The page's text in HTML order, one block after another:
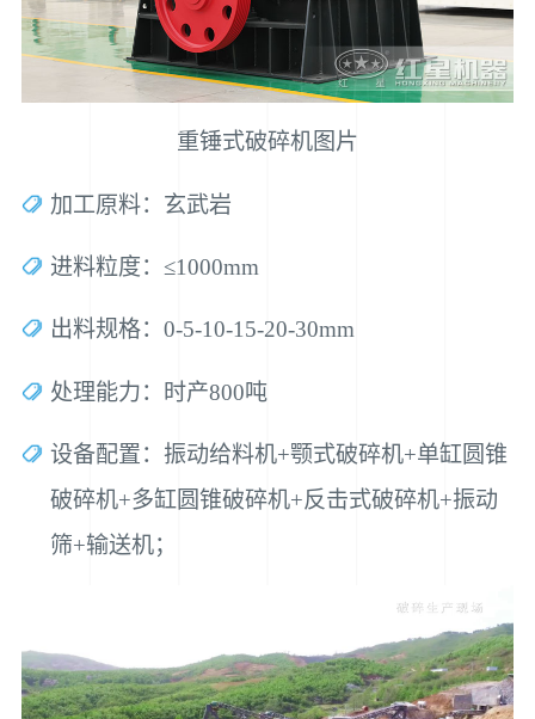
重锤式破碎机图片
加工原料：玄武岩
进料粒度：≤1000mm
出料规格：0-5-10-15-20-30mm
处理能力：时产800吨
设备配置：振动给料机+颚式破碎机+单缸圆锥
破碎机+多缸圆锥破碎机+反击式破碎机+振动
筛+输送机；